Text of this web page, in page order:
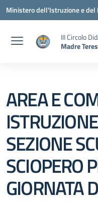
Vai ai contenuti
Vai al menu di navigazione
Vai al footer
Ministero dell'Istruzione e del
III Circolo
Madre
AREA E
SEZIONE
SCIOPERO
GIORNATA